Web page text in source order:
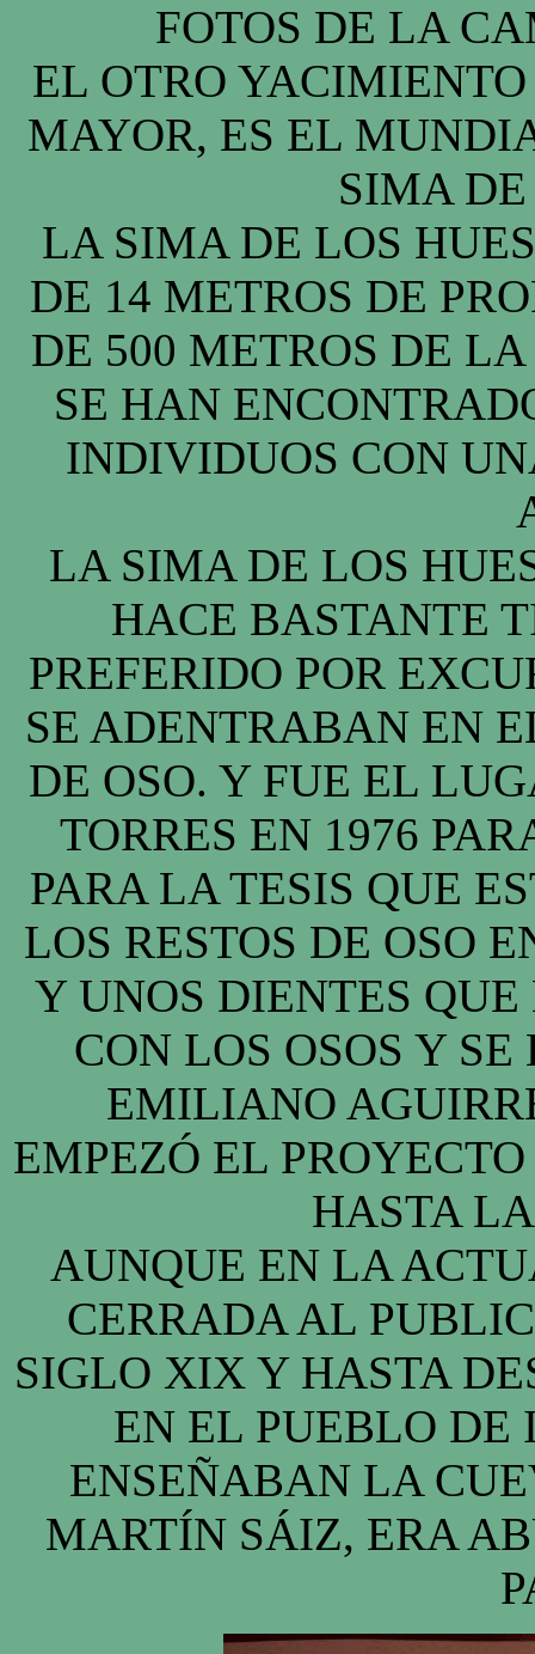
FOTOS DE LA
EL OTRO
MAYOR, ES EL
SIMA
LA SIMA DE LOS
DE 14 METROS DE
DE 500 METROS DE
SE HAN
INDIVIDUOS CON
LA SIMA DE LOS
HACE BASTANTE
PREFERIDO POR
SE ADENTRABAN EN
DE OSO. Y FUE EL
TORRES EN 1976
PARA LA TESIS QUE
LOS RESTOS DE OSO
Y UNOS DIENTES
CON LOS OSOS Y
EMILIANO
EMPEZÓ EL
HASTA
AUNQUE EN LA
CERRADA AL
SIGLO XIX Y HASTA
EN EL PUEBLO DE
ENSEÑABAN LA
MARTÍN SÁIZ, ERA